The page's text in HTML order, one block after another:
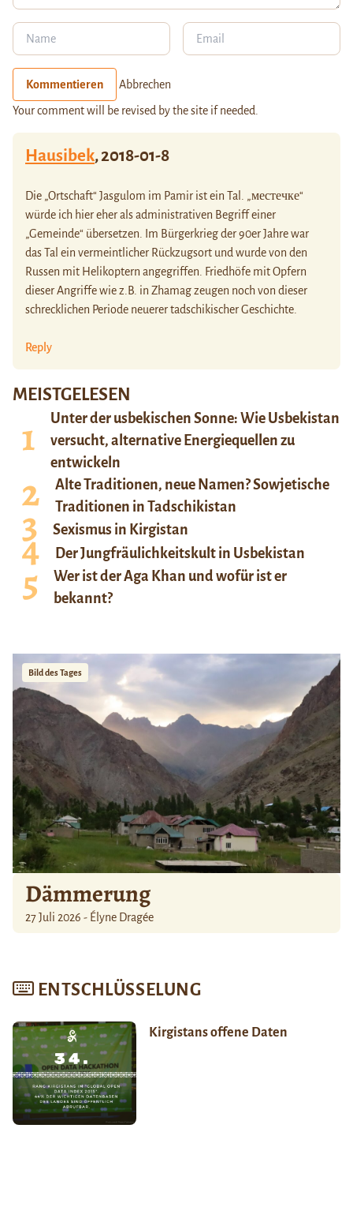
MEISTGELESEN
Unter der usbekischen Sonne: Wie Usbekistan
versucht, alternative Energiequellen zu
entwickeln
Alte Traditionen, neue Namen? Sowjetische
Traditionen in Tadschikistan
Sexismus in Kirgistan
Der Jungfräulichkeitskult in Usbekistan
Wer ist der Aga Khan und wofür ist er
bekannt?
Bild des Tages
Dämmerung
27 Juli 2026 - Élyne Dragée
ENTSCHLÜSSELUNG
Kirgistans offene Daten
Kommentieren Abbrechen
Your comment will be revised by the site if needed.
Hausibek,2018-01-8
Die „Ortschaft“ Jasgulom im Pamir ist ein Tal. „местечке“
würde ich hier eher als administrativen Begriff einer
„Gemeinde“ übersetzen. Im Bürgerkrieg der 90er Jahre war
das Tal ein vermeintlicher Rückzugsort und wurde von den
Russen mit Helikoptern angegriffen. Friedhöfe mit Opfern
dieser Angriffe wie z.B. in Zhamag zeugen noch von dieser
schrecklichen Periode neuerer tadschikischer Geschichte.
Reply